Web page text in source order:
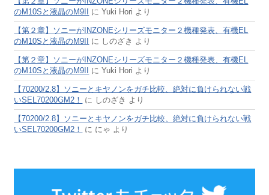
のM10Sと液晶のM9II
にYuki Hori より
【第２章】ソニーがINZONEシリーズモニター２機種発表、有機EL
のM10Sと液晶のM9II
に しのざき より
【第２章】ソニーがINZONEシリーズモニター２機種発表、有機EL
のM10Sと液晶のM9II
にYuki Hori より
【70200/2.8】ソニーとキヤノンをガチ比較、絶対に負けられない戦
いSEL70200GM2！
に しのざき より
【70200/2.8】ソニーとキヤノンをガチ比較、絶対に負けられない戦
いSEL70200GM2！
に にゃ より